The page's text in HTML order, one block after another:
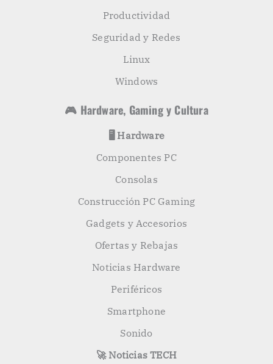
Productividad
Seguridad y Redes
Linux
Windows
🎮 Hardware, Gaming y Cultura
🖥️ Hardware
Componentes PC
Consolas
Construcción PC Gaming
Gadgets y Accesorios
Ofertas y Rebajas
Noticias Hardware
Periféricos
Smartphone
Sonido
🚀 Noticias TECH